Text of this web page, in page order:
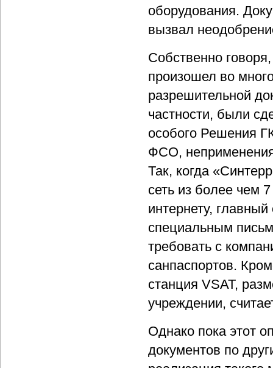
оборудования.
вызвал
Собственно
произошел во
разрешительной
частности, были
особого Решения
ФСО,
Так, когда
сеть из более чем
интернету,
специальным
требовать с
санпаспортов.
станция VSAT,
учреждении,
Однако пока этот
документов по